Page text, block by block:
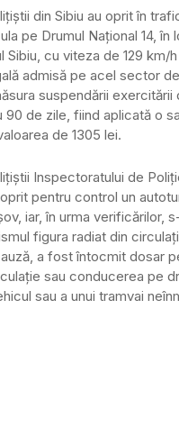
din Sibiu au oprit în
pe Drumul Național 14, în
Sibiu, cu viteza de 129 km/
admisă pe acel sector
suspendării exercitării
de zile, fiind aplicată o
de 1305 lei.
Inspectoratului de
pentru control un
iar, în urma verificărilor,
figura radiat din
a fost întocmit dosar
sau conducerea pe
sau a unui tramvai